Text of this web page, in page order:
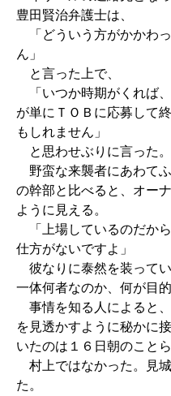
豊田賢治弁護士は、
「どういう方がかかわ
ん」
と言った上で、
「いつか時期がくれば
が単にＴＯＢに応募して
もしれません」
と思わせぶりに言った。
野蛮な来襲者にあわて
の幹部と比べると、オー
ように見える。
「上場しているのだか
仕方がないですよ」
彼なりに泰然を装って
一体何者なのか、何が目
事情を知る人によると
を見透かすように秘かに
いたのは１６日朝のことら
村上ではなかった。見
た。